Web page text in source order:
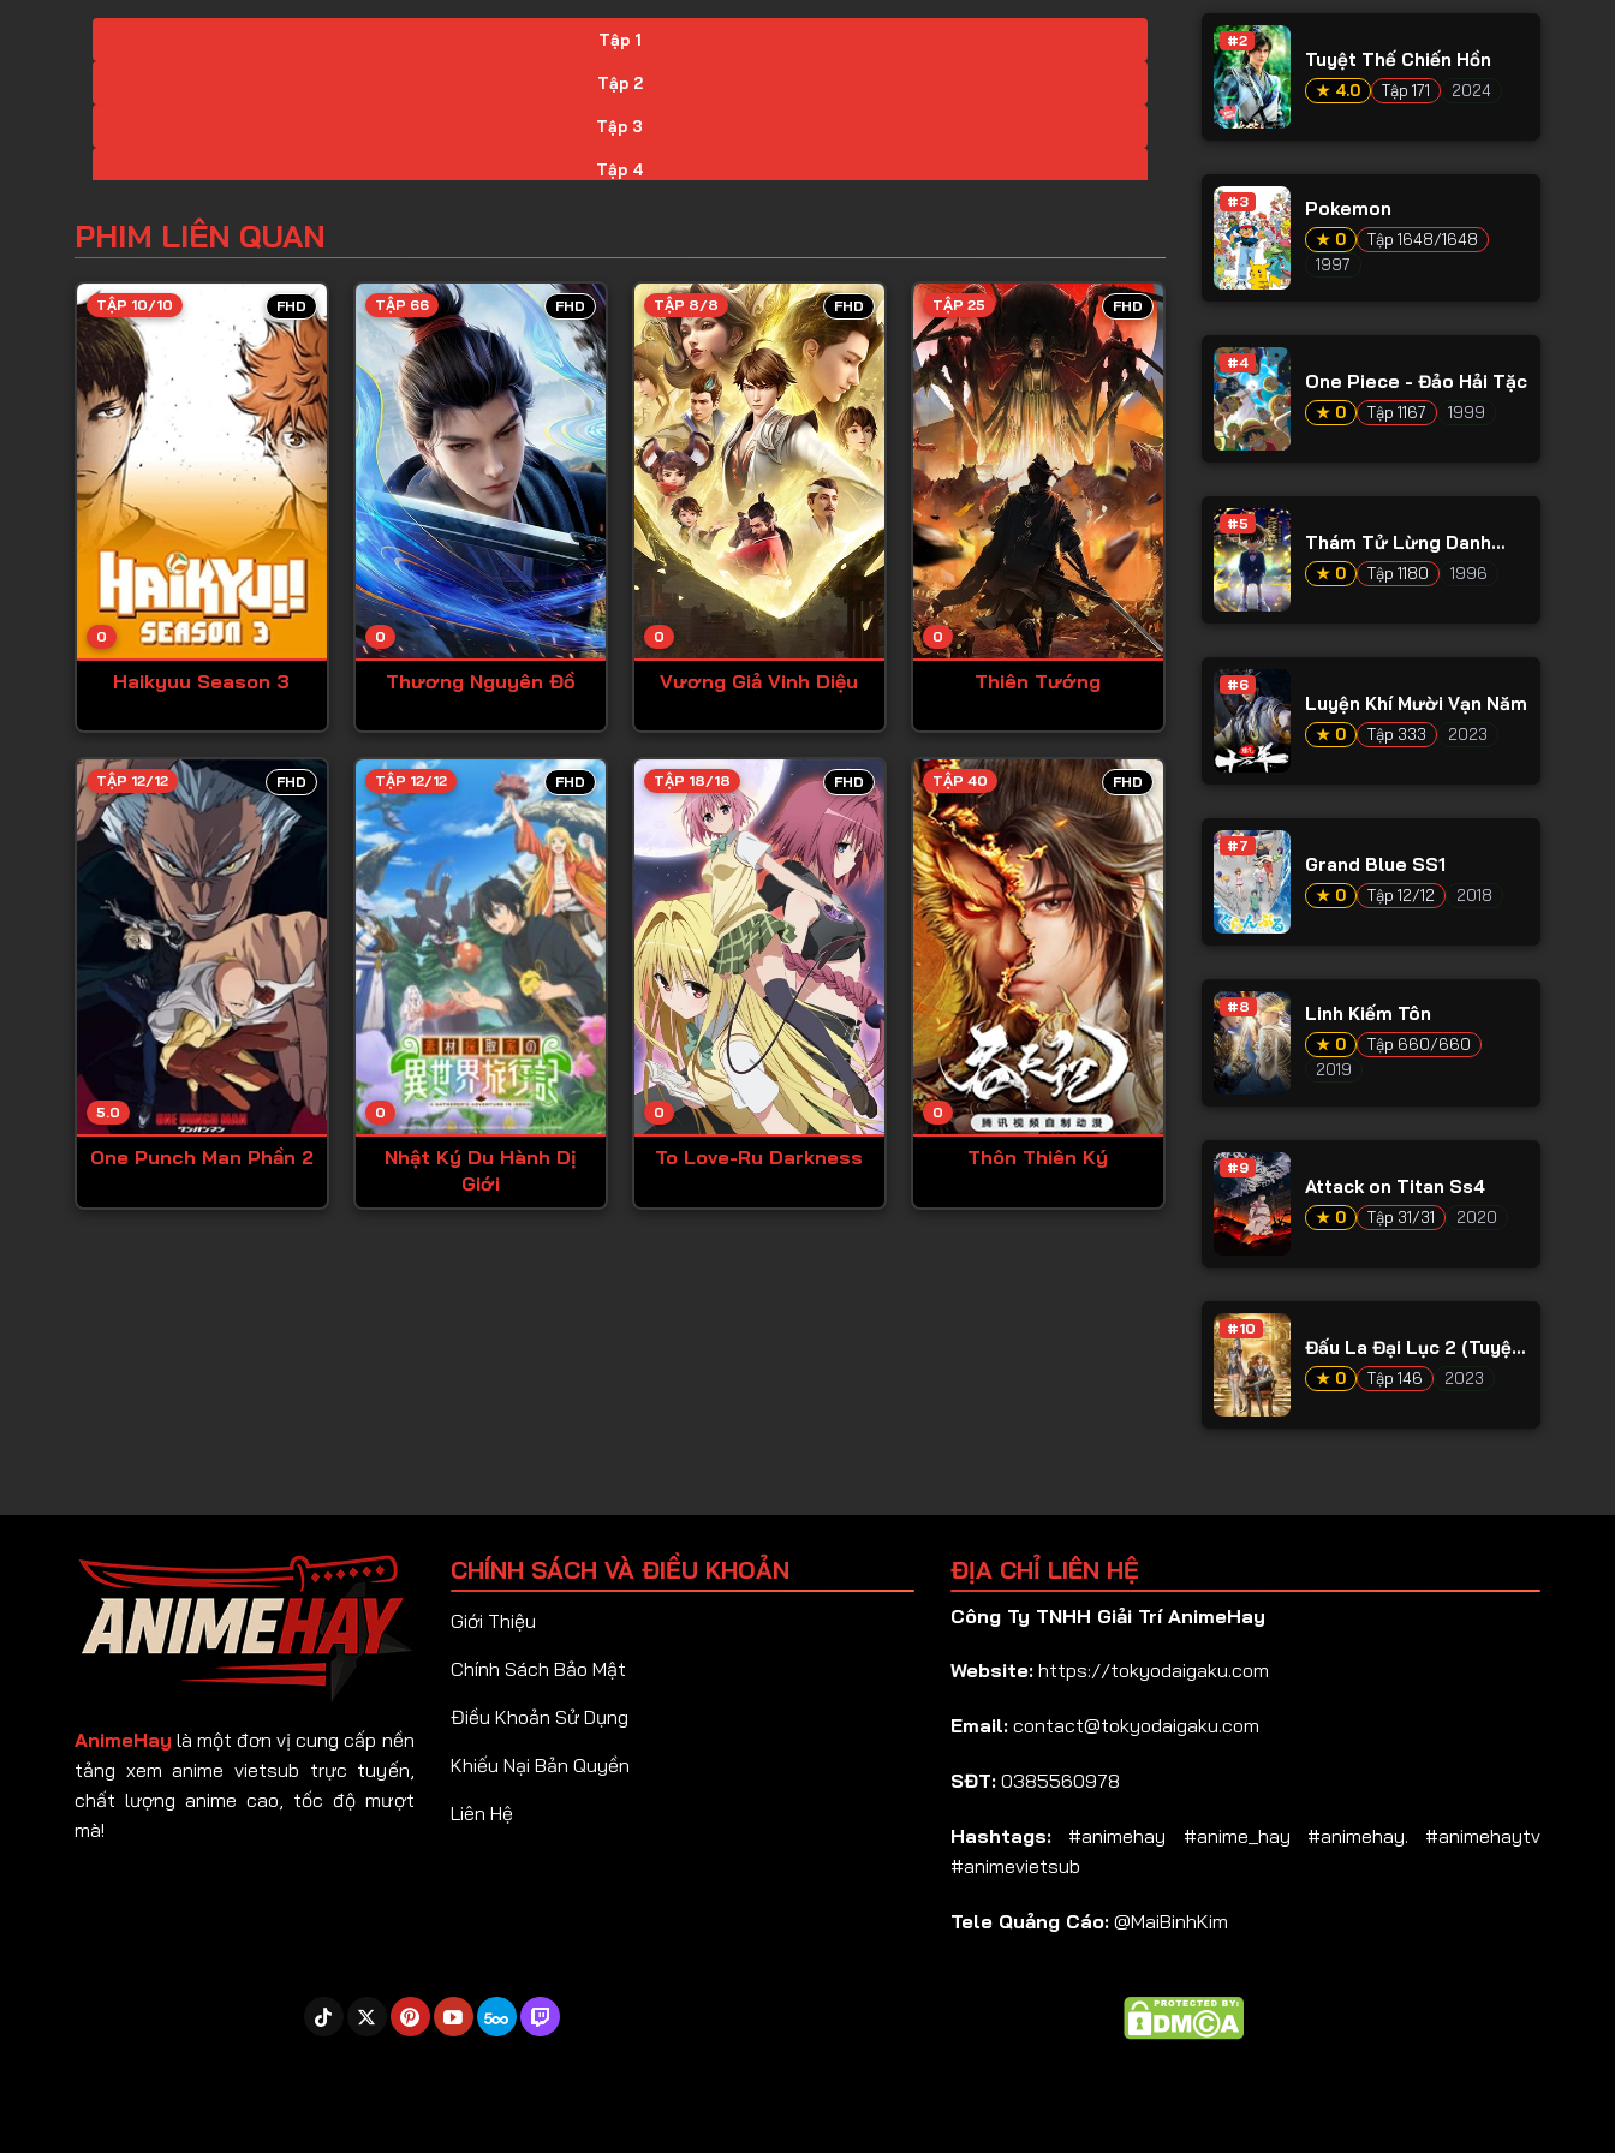
Tập 1
Tập 2
Tập 3
Tập 4
Tập 6
Tập 7
Tập 8
Tập 9
Tập 10
Tập 11
Tập 12
Tập 13
Tập 14
Tập 15
Tập 17
Tập 18
Tập 19
Tập 20
Tập 21
Tập 22
Tập 23
Tập 24
Tập 25
Tập 26
Tập 28
Tập 36
Tập 37
Tập 39
Tập 40
PHIM LIÊN QUAN
FHD
0
TẬP 10/10
Haikyuu Season 3
FHD
0
TẬP 66
Thương Nguyên Đồ
FHD
0
TẬP 8/8
Vương Giả Vinh Diệu
FHD
0
TẬP 25
Thiên Tướng
FHD
5.0
TẬP 12/12
One Punch Man Phần 2
FHD
0
TẬP 12/12
Nhật Ký Du Hành Dị
Giới
FHD
0
TẬP 18/18
To Love-Ru Darkness
FHD
0
TẬP 40
Thôn Thiên Ký
#2
Tuyệt Thế Chiến Hồn
★ 4.0 Tập 171 2024
#3 Pokemon
★ 0
Tập 1648/1648
1997
#4
One Piece - Đảo Hải Tặc
★ 0 Tập 1167 1999
#5
Thám Tử Lừng Danh
Conan
★ 0 Tập 1180 1996
#6
Luyện Khí Mười Vạn Năm
★ 0 Tập 333 2023
#7
Grand Blue SS1
★ 0 Tập 12/12 2018
#8 Linh Kiếm Tôn
★ 0
Tập 660/660
2019
#9
Attack on Titan Ss4
★ 0 Tập 31/31 2020
#10
Đấu La Đại Lục 2 (Tuyệt
Thế Đường Môn)
★ 0 Tập 146 2023
AnimeHay là một đơn vị cung cấp nền
tảng xem anime vietsub trực tuyến,
chất lượng anime cao, tốc độ mượt
mà!
CHÍNH SÁCH VÀ ĐIỀU KHOẢN
Giới Thiệu
Chính Sách Bảo Mật
Điều Khoản Sử Dụng
Khiếu Nại Bản Quyền
Liên Hệ
ĐỊA CHỈ LIÊN HỆ
Công Ty TNHH Giải Trí AnimeHay
Website: https://tokyodaigaku.com
Email: contact@tokyodaigaku.com
SĐT: 0385560978
Hashtags: #animehay #anime_hay #animehay. #animehaytv
#animevietsub
Tele Quảng Cáo: @MaiBinhKim